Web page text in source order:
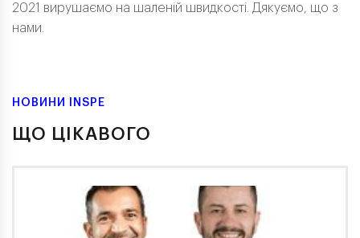
2021 вирушаємо на шаленій швидкості. Дякуємо, що з
нами.
НОВИНИ INSPE
ЩО ЦІКАВОГО